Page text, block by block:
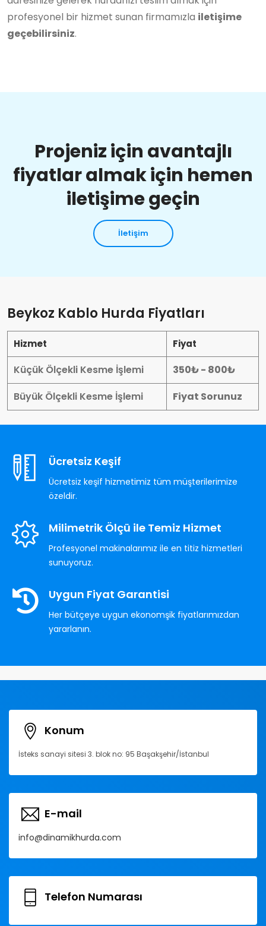
profesyonel bir hizmet sunan firmamızla iletişime
geçebilirsiniz.
Projeniz için avantajlı
fiyatlar almak için hemen
iletişime geçin
İletişim
Beykoz Kablo Hurda Fiyatları
Hizmet Fiyat
Küçük Ölçekli Kesme İşlemi
350₺ - 800₺
Büyük Ölçekli Kesme İşlemi
Fiyat Sorunuz
Ücretsiz Keşif
Ücretsiz keşif hizmetimiz tüm müşterilerimize
özeldir.
Milimetrik Ölçü ile Temiz Hizmet
Profesyonel makinalarımız ile en titiz hizmetleri
sunuyoruz.
Uygun Fiyat Garantisi
Her bütçeye uygun ekonomşik fiyatlarımızdan
yararlanın.
Konum
İsteks sanayi sitesi 3. blok no: 95 Başakşehir/İstanbul
E-mail
info@dinamikhurda.com
Telefon Numarası